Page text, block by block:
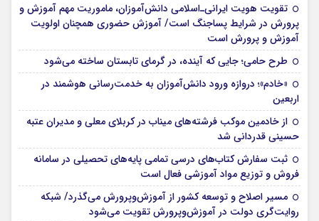
تقویت هویت ایرانی‌ـ‌اسلامی دانش‌آموزان، ماموریت مهم آموزش و
پرورش در شرایط پساجنگ است/ آموزش حضوری همچنان اولویت
آموزش و پرورش است
طرح حامی؛ جایی که آینده، در گرمای تابستان ساخته می‌شود
«خادم»؛ دروازه ورود دانش‌آموزان به خدمت‌رسانی هوشمند در
اربعین
از خادمین موکب فرشته‌های میناب در کربلای معلی و مدیران عتبه
حسینی قدردانی شد
ثبت سفارش کتاب‌های درسی تمامی پایه‌های تحصیلی در سامانه
فروش و توزیع مواد آموزشی فعال است
مسیر اصلاح و توسعه کشور از آموزش‌وپرورش می‌گذرد/ شبکه
روایت‌‌گری دولت در آموزش‌وپرورش تقویت می‌شود